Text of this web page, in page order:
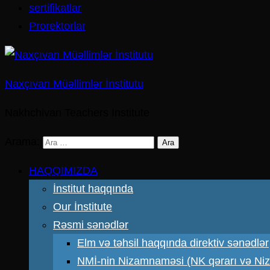
sertifikatlar
Prorektorlar
Naxçıvan Müəllimlər İnstitutu
HAQQIMIZDA
İnstitut haqqında
Our İnstitute
Rəsmi sənədlər
Elm və təhsil haqqında direktiv sənədlər
NMİ-nin Nizamnaməsi (NK qərarı və